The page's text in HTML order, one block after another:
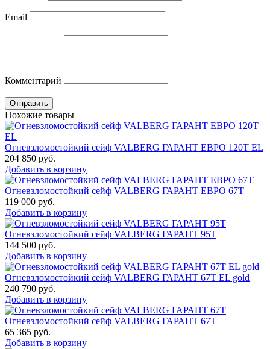
Email
Комментарий
Отправить
Похожие товары
Огневзломостойкий сейф VALBERG ГАРАНТ ЕВРО 120Т EL
204 850 руб.
Добавить в корзину
Огневзломостойкий сейф VALBERG ГАРАНТ ЕВРО 67T
119 000 руб.
Добавить в корзину
Огневзломостойкий сейф VALBERG ГАРАНТ 95T
144 500 руб.
Добавить в корзину
Огневзломостойкий сейф VALBERG ГАРАНТ 67Т EL gold
240 790 руб.
Добавить в корзину
Огневзломостойкий сейф VALBERG ГАРАНТ 67T
65 365 руб.
Добавить в корзину